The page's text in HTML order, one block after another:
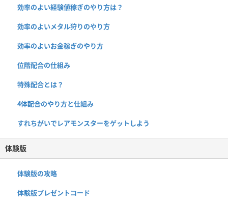
効率のよい経験値稼ぎのやり方は？
効率のよいメタル狩りのやり方
効率のよいお金稼ぎのやり方
位階配合の仕組み
特殊配合とは？
4体配合のやり方と仕組み
すれちがいでレアモンスターをゲットしよう
体験版
体験版の攻略
体験版プレゼントコード